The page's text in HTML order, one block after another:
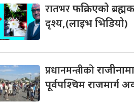
रातभरफक्रिएको
दृश्य,(लाइभ भिडियो)
प्रधानमन्त्रीको
पूर्वपश्चिम राजमार्ग